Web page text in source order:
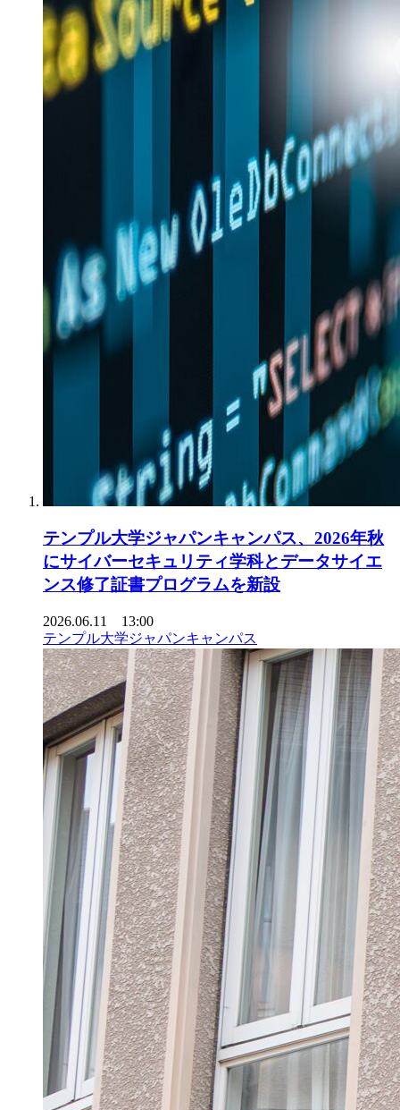
テンプル大学ジャパンキャンパス、2026年秋
にサイバーセキュリティ学科とデータサイエ
ンス修了証書プログラムを新設
2026.06.11 13:00
テンプル大学ジャパンキャンパス